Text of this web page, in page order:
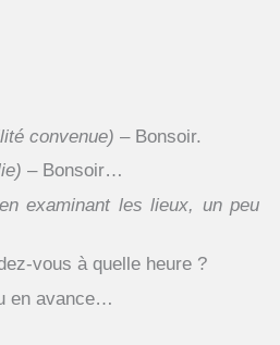
convenue) – Bonsoir.
– Bonsoir…
examinant les lieux, un peu
vous à quelle heure ?
en avance…